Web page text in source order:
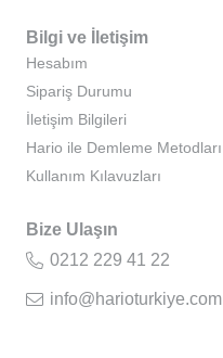
Bilgi ve İletişim
Hesabım
Sipariş Durumu
İletişim Bilgileri
Hario ile Demleme Metodları
Kullanım Kılavuzları
Bize Ulaşın
0212 229 41 22
info@harioturkiye.com